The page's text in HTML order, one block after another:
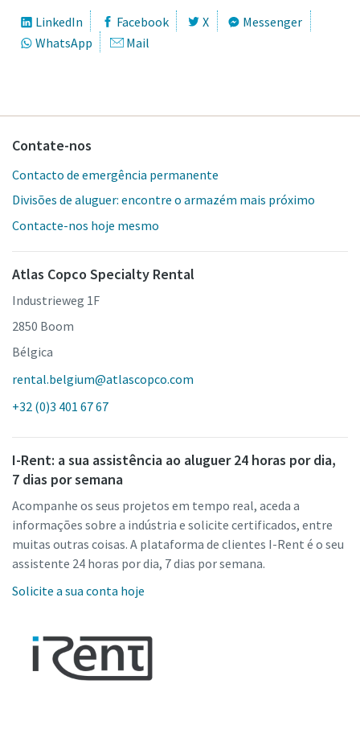
LinkedIn Facebook X
Messenger
WhatsApp
Mail
Contate-nos
Contacto de emergência permanente
Divisões de aluguer: encontre o armazém mais próximo
Contacte-nos hoje mesmo
Atlas Copco Specialty Rental
Industrieweg 1F
2850 Boom
Bélgica
rental.belgium@atlascopco.com
+32 (0)3 401 67 67
I-Rent: a sua assistência ao aluguer 24 horas por dia,
7 dias por semana
Acompanhe os seus projetos em tempo real, aceda a
informações sobre a indústria e solicite certificados, entre
muitas outras coisas. A plataforma de clientes I-Rent é o seu
assistente 24 horas por dia, 7 dias por semana.
Solicite a sua conta hoje